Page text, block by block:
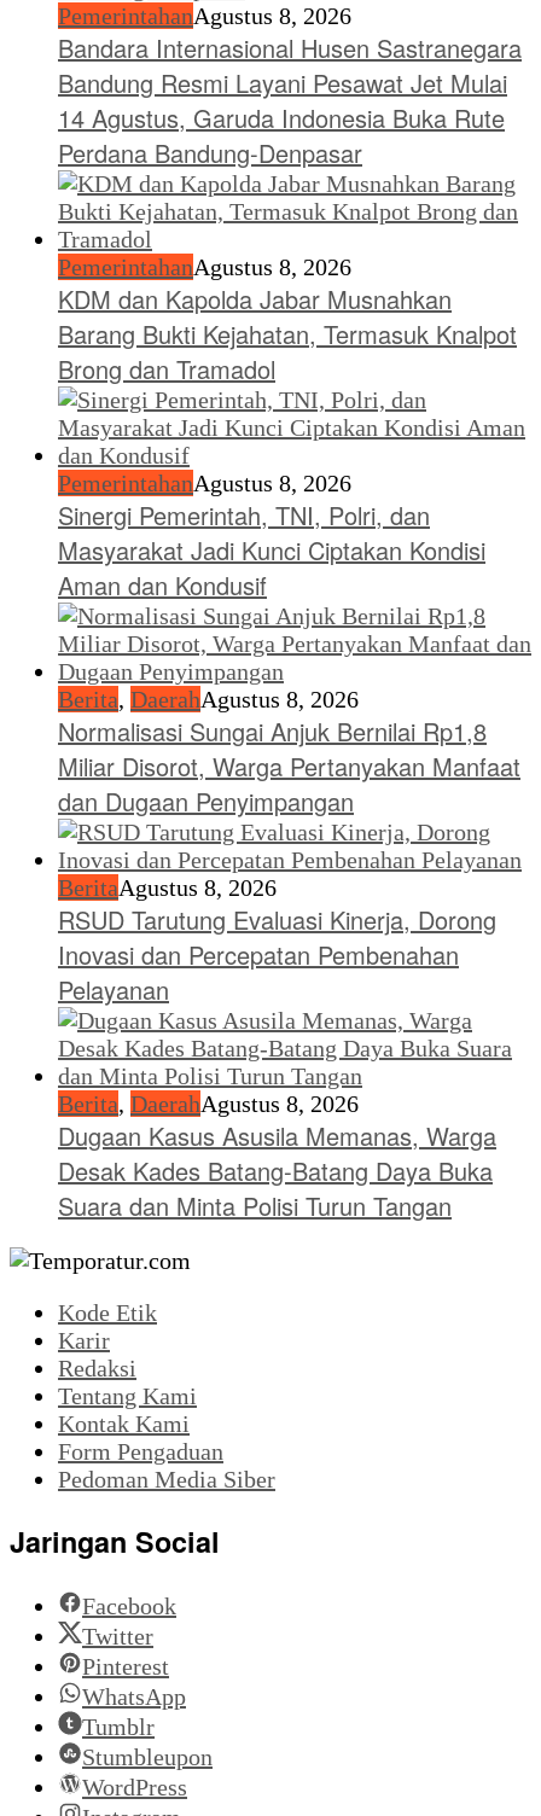
PemerintahanAgustus 8, 2026
Bandara Internasional Husen Sastranegara
Bandung Resmi Layani Pesawat Jet Mulai
14 Agustus, Garuda Indonesia Buka Rute
Perdana Bandung-Denpasar
PemerintahanAgustus 8, 2026
KDM dan Kapolda Jabar Musnahkan
Barang Bukti Kejahatan, Termasuk Knalpot
Brong dan Tramadol
PemerintahanAgustus 8, 2026
Sinergi Pemerintah, TNI, Polri, dan
Masyarakat Jadi Kunci Ciptakan Kondisi
Aman dan Kondusif
Berita, DaerahAgustus 8, 2026
Normalisasi Sungai Anjuk Bernilai Rp1,8
Miliar Disorot, Warga Pertanyakan Manfaat
dan Dugaan Penyimpangan
BeritaAgustus 8, 2026
RSUD Tarutung Evaluasi Kinerja, Dorong
Inovasi dan Percepatan Pembenahan
Pelayanan
Berita, DaerahAgustus 8, 2026
Dugaan Kasus Asusila Memanas, Warga
Desak Kades Batang-Batang Daya Buka
Suara dan Minta Polisi Turun Tangan
Kode Etik
Karir
Redaksi
Tentang Kami
Kontak Kami
Form Pengaduan
Pedoman Media Siber
Jaringan Social
Facebook
Twitter
Pinterest
WhatsApp
Tumblr
Stumbleupon
WordPress